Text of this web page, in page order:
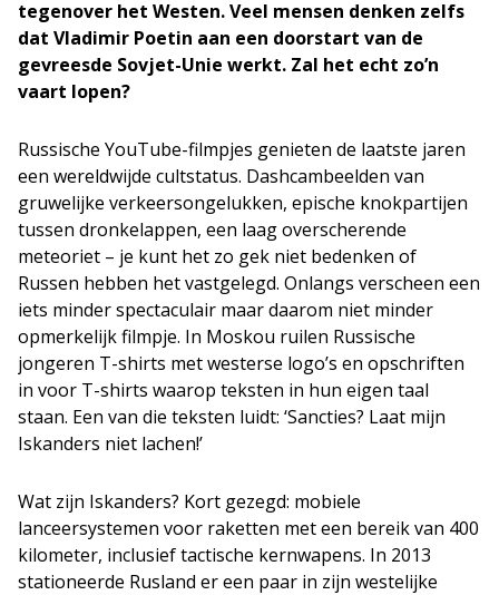
tegenover het Westen. Veel mensen denken zelfs
dat Vladimir Poetin aan een doorstart van de
gevreesde Sovjet-Unie werkt. Zal het echt zo’n
vaart lopen?
Russische YouTube-filmpjes genieten de laatste jaren
een wereldwijde cultstatus. Dashcambeelden van
gruwelijke verkeersongelukken, epische knokpartijen
tussen dronkelappen, een laag overscherende
meteoriet – je kunt het zo gek niet bedenken of
Russen hebben het vastgelegd. Onlangs verscheen een
iets minder spectaculair maar daarom niet minder
opmerkelijk filmpje. In Moskou ruilen Russische
jongeren T-shirts met westerse logo’s en opschriften
in voor T-shirts waarop teksten in hun eigen taal
staan. Een van die teksten luidt: ‘Sancties? Laat mijn
Iskanders niet lachen!’
Wat zijn Iskanders? Kort gezegd: mobiele
lanceersystemen voor raketten met een bereik van 400
kilometer, inclusief tactische kernwapens. In 2013
stationeerde Rusland er een paar in zijn westelijke